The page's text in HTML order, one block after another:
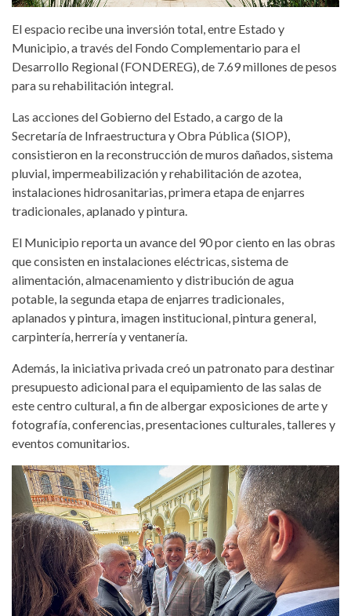
El espacio recibe una inversión total, entre Estado y
Municipio, a través del Fondo Complementario para el
Desarrollo Regional (FONDEREG), de 7.69 millones de pesos
para su rehabilitación integral.
Las acciones del Gobierno del Estado, a cargo de la
Secretaría de Infraestructura y Obra Pública (SIOP),
consistieron en la reconstrucción de muros dañados, sistema
pluvial, impermeabilización y rehabilitación de azotea,
instalaciones hidrosanitarias, primera etapa de enjarres
tradicionales, aplanado y pintura.
El Municipio reporta un avance del 90 por ciento en las obras
que consisten en instalaciones eléctricas, sistema de
alimentación, almacenamiento y distribución de agua
potable, la segunda etapa de enjarres tradicionales,
aplanados y pintura, imagen institucional, pintura general,
carpintería, herrería y ventanería.
Además, la iniciativa privada creó un patronato para destinar
presupuesto adicional para el equipamiento de las salas de
este centro cultural, a fin de albergar exposiciones de arte y
fotografía, conferencias, presentaciones culturales, talleres y
eventos comunitarios.